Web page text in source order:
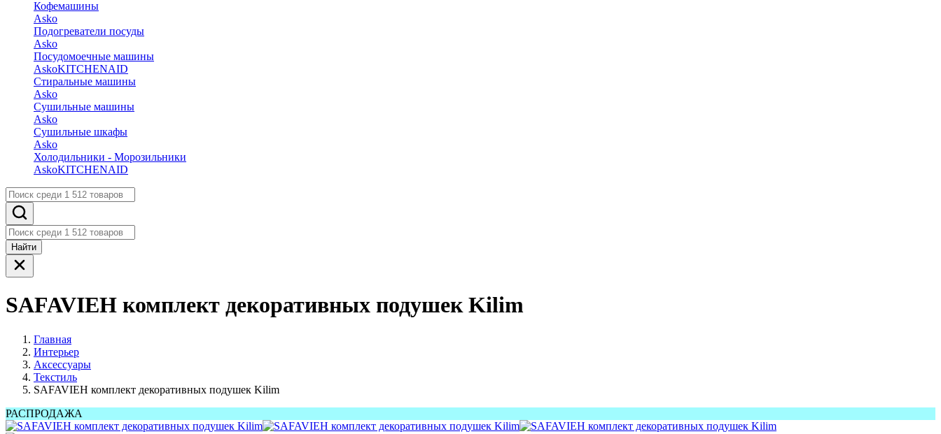
Кофемашины
Asko
Подогреватели посуды
Asko
Посудомоечные машины
AskoKITCHENAID
Стиральные машины
Asko
Сушильные машины
Asko
Сушильные шкафы
Asko
Холодильники - Морозильники
AskoKITCHENAID
Найти
SAFAVIEH комплект декоративных подушек Kilim
Главная
Интерьер
Аксессуары
Текстиль
SAFAVIEH комплект декоративных подушек Kilim
РАСПРОДАЖА